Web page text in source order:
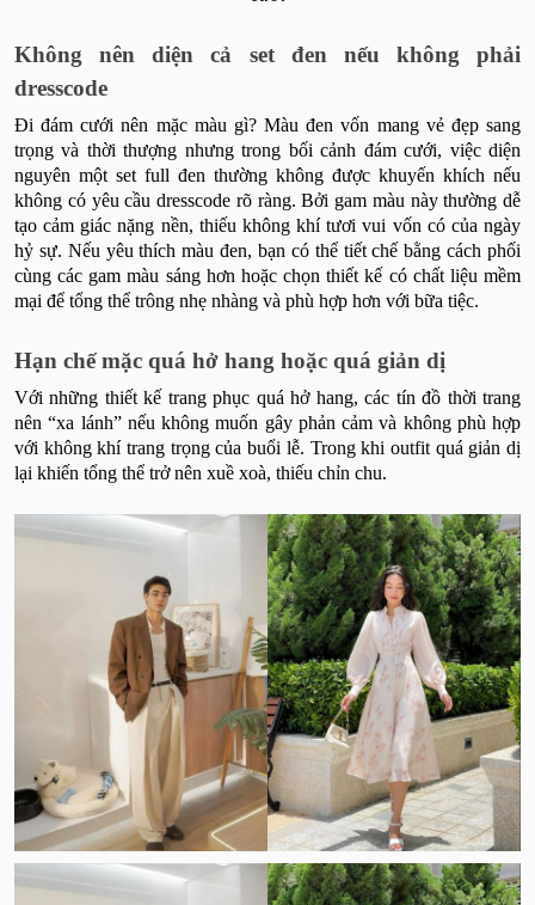
Không nên diện cả set đen nếu không phải
dresscode
Đi đám cưới nên mặc màu gì? Màu đen vốn mang vẻ đẹp sang
trọng và thời thượng nhưng trong bối cảnh đám cưới, việc diện
nguyên một set full đen thường không được khuyến khích nếu
không có yêu cầu dresscode rõ ràng. Bởi gam màu này thường dễ
tạo cảm giác nặng nền, thiếu không khí tươi vui vốn có của ngày
hỷ sự. Nếu yêu thích màu đen, bạn có thể tiết chế bằng cách phối
cùng các gam màu sáng hơn hoặc chọn thiết kế có chất liệu mềm
mại để tổng thể trông nhẹ nhàng và phù hợp hơn với bữa tiệc.
Hạn chế mặc quá hở hang hoặc quá giản dị
Với những thiết kế trang phục quá hở hang, các tín đồ thời trang
nên “xa lánh” nếu không muốn gây phản cảm và không phù hợp
với không khí trang trọng của buổi lễ. Trong khi outfit quá giản dị
lại khiến tổng thể trở nên xuề xoà, thiếu chỉn chu.